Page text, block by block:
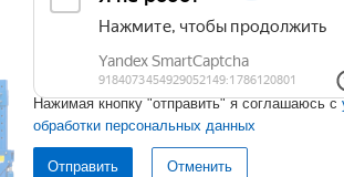
Нажимая кнопку "отправить" я соглашаюсь с
обработки персональных данных
Отменить